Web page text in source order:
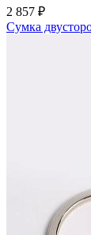
2 857 ₽
Сумка